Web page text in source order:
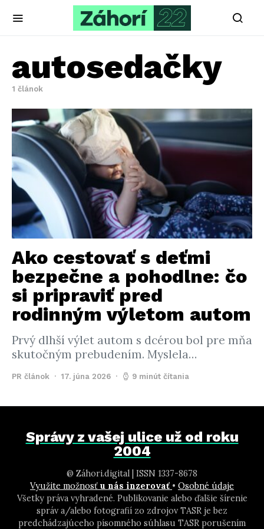
autosedačky
1 článok
Ako cestovať s deťmi
bezpečne a pohodlne: čo
si pripraviť pred
rodinným výletom autom
Prvý dlhší výlet autom s dcérou bol pre mňa
skutočným prebudením. Myslela…
PR článok 17. júna 2026 9 minút čítania
Správy z vašej ulice už od roku
2004
@ Záhori.digital | ISSN 1337-8678
Využite možnosť u nás inzerovať • Osobné údaje
Všetky práva vyhradené. Publikovanie alebo ďalšie šírenie
správ a/alebo fotografií zo zdrojov TASR je bez
predchádzajúceho písomného súhlasu TASR porušením